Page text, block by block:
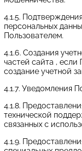
4.1.5.
персональных
Пользователем.
4.1.6. Создания
частей сайта , если
создание учетной
4.1.7. Уведомления
4.1.8.
технической
связанных с
4.1.9.